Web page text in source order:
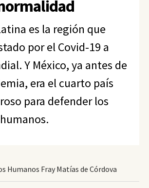
es la región que
por el Covid-19 a
Y México, ya antes de
era el cuarto país
para defender los
Humanos Fray Matías de Córdova